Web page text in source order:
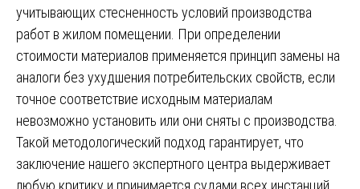
учитывающих стесненность условий производства
работ в жилом помещении. При определении
стоимости материалов применяется принцип замены на
аналоги без ухудшения потребительских свойств, если
точное соответствие исходным материалам
невозможно установить или они сняты с производства.
Такой методологический подход гарантирует, что
заключение нашего экспертного центра выдерживает
любую критику и принимается судами всех инстанций.